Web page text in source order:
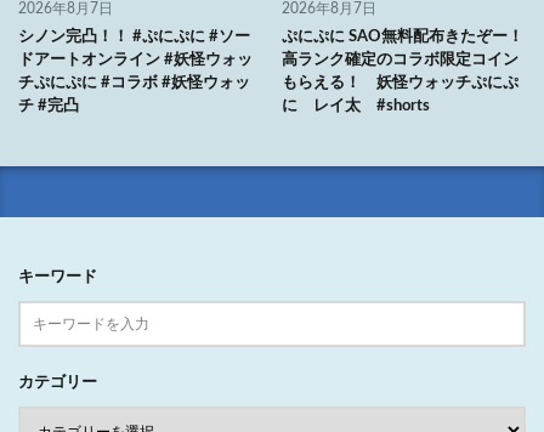
2026年8月7日
シノン完凸！！ #ぷにぷに #ソー
ドアートオンライン #妖怪ウォッ
チぷにぷに #コラボ #妖怪ウォッ
チ #完凸
2026年8月7日
ぷにぷに SAO無料配布きたぞー！
高ランク確定のコラボ限定コイン
もらえる！ 妖怪ウォッチぷにぷ
に レイ太 #shorts
キーワード
カテゴリー